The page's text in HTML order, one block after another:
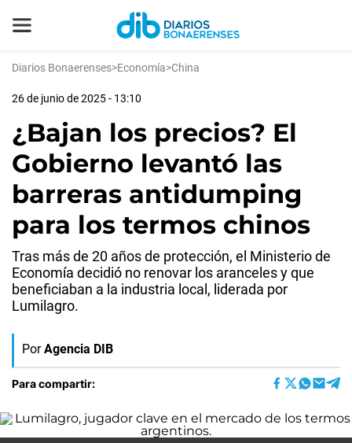
Diarios Bonaerenses>Economía>China
26 de junio de 2025 - 13:10
¿Bajan los precios? El
Gobierno levantó las
barreras antidumping
para los termos chinos
Tras más de 20 años de protección, el Ministerio de
Economía decidió no renovar los aranceles y que
beneficiaban a la industria local, liderada por
Lumilagro.
Por Agencia DIB
Para compartir: